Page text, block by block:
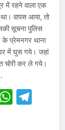
में रहने वाला एक
वापस आया, तो
सूचना पुलिस
के प्रेमनगर थाना
में घुस गये। जहां
चोरी कर ले गये।